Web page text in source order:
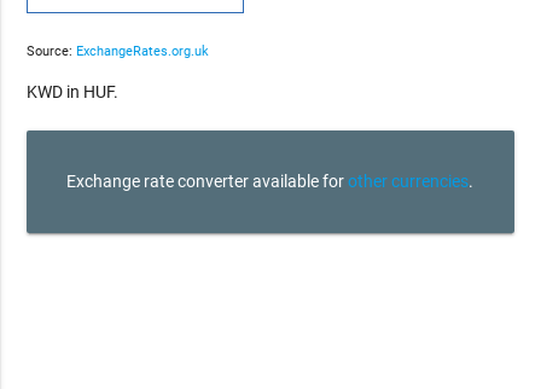
Source:ExchangeRates.org.uk
KWD in HUF.
Exchange rate converter available forother currencies.